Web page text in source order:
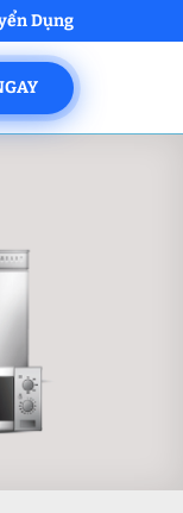
Dụng